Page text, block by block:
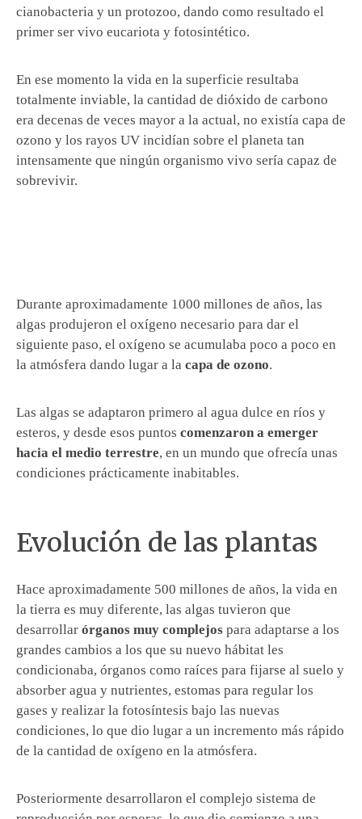
cianobacteria y un protozoo, dando como resultado el
primer ser vivo eucariota y fotosintético.
En ese momento la vida en la superficie resultaba
totalmente inviable, la cantidad de dióxido de carbono
era decenas de veces mayor a la actual, no existía capa de
ozono y los rayos UV incidían sobre el planeta tan
intensamente que ningún organismo vivo sería capaz de
sobrevivir.
Durante aproximadamente 1000 millones de años, las
algas produjeron el oxígeno necesario para dar el
siguiente paso, el oxígeno se acumulaba poco a poco en
la atmósfera dando lugar a la capa de ozono.
Las algas se adaptaron primero al agua dulce en ríos y
esteros, y desde esos puntos comenzaron a emerger
hacia el medio terrestre, en un mundo que ofrecía unas
condiciones prácticamente inabitables.
Evolución de las plantas
Hace aproximadamente 500 millones de años, la vida en
la tierra es muy diferente, las algas tuvieron que
desarrollar órganos muy complejos para adaptarse a los
grandes cambios a los que su nuevo hábitat les
condicionaba, órganos como raíces para fijarse al suelo y
absorber agua y nutrientes, estomas para regular los
gases y realizar la fotosíntesis bajo las nuevas
condiciones, lo que dio lugar a un incremento más rápido
de la cantidad de oxígeno en la atmósfera.
Posteriormente desarrollaron el complejo sistema de